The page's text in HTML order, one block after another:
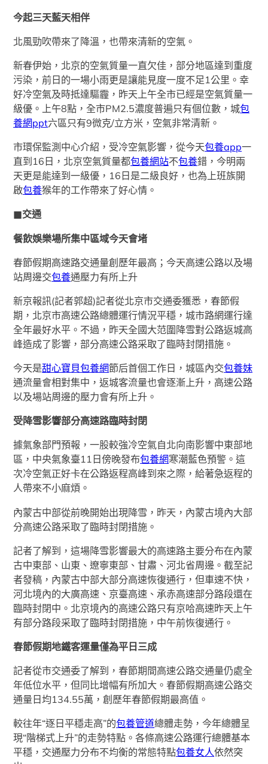
今起三天藍天相伴
北風勁吹帶來了降溫，也帶來清新的空氣。
新春伊始，北京的空氣質量一直欠佳，部分地區達到重度
污染，前日的一場小雨更是讓能見度一度不足1公里。幸
好冷空氣及時抵達驅霾，昨天上午全市已經是空氣質量一
級優。上午8點，全市PM2.5濃度普遍只有個位數，城包
養網ppt六區只有9微克/立方米，空氣非常清新。
市環保監測中心介紹，受冷空氣影響，從今天包養app一
直到16日，北京空氣質量都包養網站不包養錯，今明兩
天更是能達到一級優，16日是二級良好，也為上班族開
啟包養猴年的工作帶來了好心情。
■交通
餐飲娛樂場所集中區域今天會堵
春節假期高速路交通量創歷年最高；今天高速公路以及場
站周邊交包養通壓力有所上升
新京報訊(記者郭超)記者從北京市交通委獲悉，春節假
期，北京市高速公路總體運行情況平穩，城市路網運行達
全年最好水平。不過，昨天全國大范圍降雪對公路返城高
峰造成了影響，部分高速公路采取了臨時封閉措施。
今天是甜心寶貝包養網節后首個工作日，城區內交包養妹
通流量會相對集中，返城客流量也會逐漸上升，高速公路
以及場站周邊的壓力會有所上升。
受降雪影響部分高速路臨時封閉
據氣象部門預報，一股較強冷空氣自北向南影響中東部地
區，中央氣象臺11日傍晚發布包養網寒潮藍色預警。這
次冷空氣正好卡在公路返程高峰到來之際，給著急返程的
人帶來不小麻煩。
內蒙古中部從前晚開始出現降雪，昨天，內蒙古境內大部
分高速公路采取了臨時封閉措施。
記者了解到，這場降雪影響最大的高速路主要分布在內蒙
古中東部、山東、遼寧東部、甘肅、河北省周邊。截至記
者發稿，內蒙古中部大部分高速恢復通行，但車速不快，
河北境內的大廣高速、京臺高速、承赤高速部分路段還在
臨時封閉中。北京境內的高速公路只有京哈高速昨天上午
有部分路段采取了臨時封閉措施，中午前恢復通行。
春節假期地鐵客運量僅為平日三成
記者從市交通委了解到，春節期間高速公路交通量仍處全
年低位水平，但同比增幅有所加大。春節假期高速公路交
通量日均134.55萬，創歷年春節假期最高值。
較往年“逐日平穩走高”的包養管道總體走勢，今年總體呈
現“階梯式上升”的走勢特點。各條高速公路運行總體基本
平穩，交通壓力分布不均衡的常態特點包養女人依然突